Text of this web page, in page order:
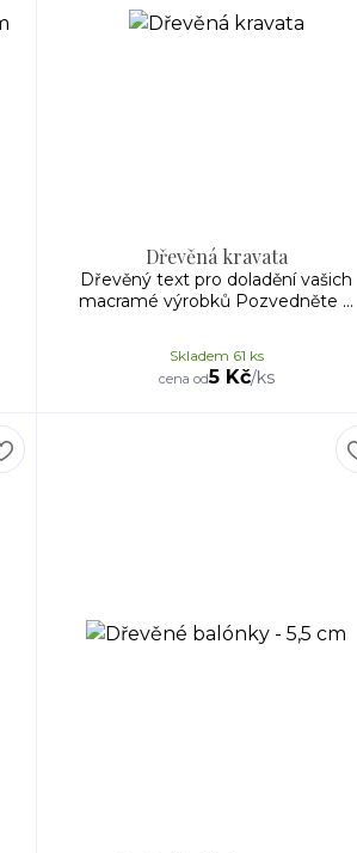
Dřevěná kravata
Dřevěný text pro doladění vašich
macramé výrobků Pozvedněte ...
cena od5 Kč/ks
Skladem 61 ks